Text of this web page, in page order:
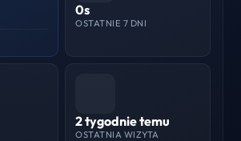
0s
OSTATNIE 7 DNI
2 tygodnie temu
OSTATNIA WIZYTA